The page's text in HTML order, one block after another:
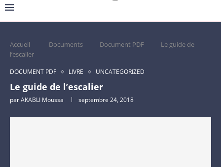
Accueil Documents Document PDF
Le guide de
l’escalier
DOCUMENT PDF LIVRE UNCATEGORIZED
Le guide de l’escalier
parAKABLI Moussa septembre 24, 2018